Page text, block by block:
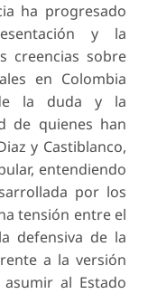
ha progresado
y la
creencias sobre
en Colombia
la duda y la
de quienes han
y Castiblanco,
entendiendo
por los
tensión entre el
defensiva de la
a la versión
al Estado